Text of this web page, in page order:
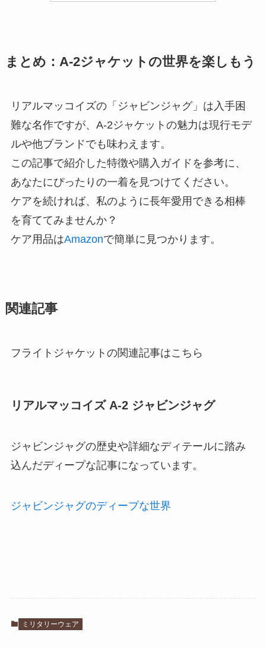
まとめ：A-2ジャケットの世界を楽しもう
リアルマッコイズの「ジャビンジャグ」は入手困
難な名作ですが、A-2ジャケットの魅力は現行モデ
ルや他ブランドでも味わえます。
この記事で紹介した特徴や購入ガイドを参考に、
あなたにぴったりの一着を見つけてください。
ケアを続ければ、私のように長年愛用できる相棒
を育ててみませんか？
ケア用品はAmazonで簡単に見つかります。
関連記事
フライトジャケットの関連記事はこちら
リアルマッコイズ A-2 ジャビンジャグ
ジャビンジャグの歴史や詳細なディテールに踏み
込んだディープな記事になっています。
ジャビンジャグのディープな世界
ミリタリーウェア